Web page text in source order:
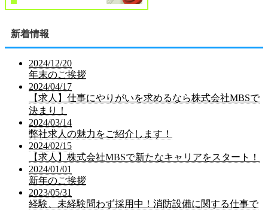
新着情報
2024/12/20
年末のご挨拶
2024/04/17
【求人】仕事にやりがいを求めるなら株式会社MBSで
決まり！
2024/03/14
弊社求人の魅力をご紹介します！
2024/02/15
【求人】株式会社MBSで新たなキャリアをスタート！
2024/01/01
新年のご挨拶
2023/05/31
経験、未経験問わず採用中！消防設備に関する仕事で